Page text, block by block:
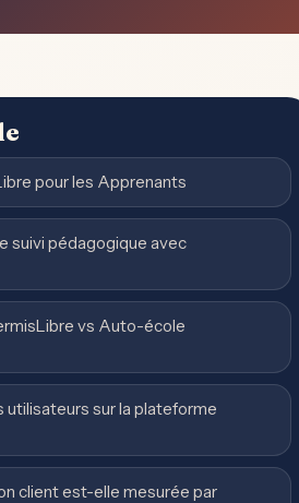
pour les Apprenants
suivi pédagogique avec
vs Auto-école
utilisateurs sur la plateforme
client est-elle mesurée par